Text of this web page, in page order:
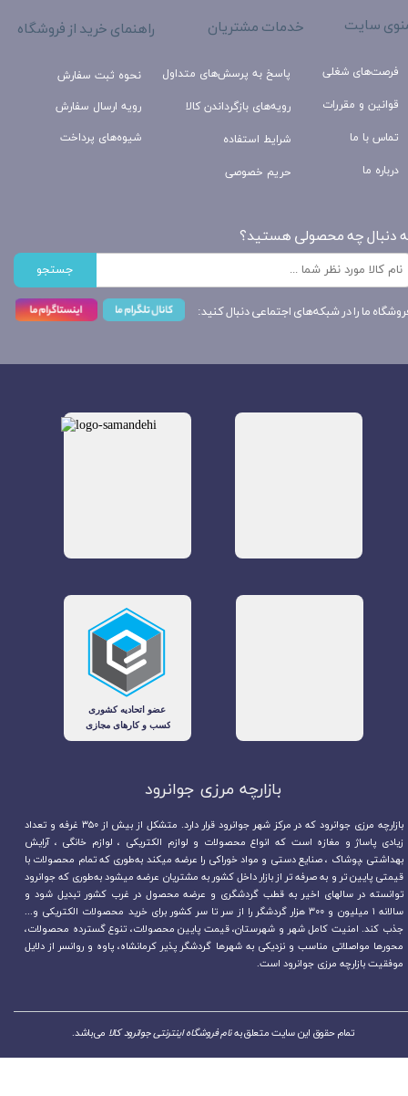
بازارچه مرزی جوانرود​​​​​​​
بازارچه مرزی جوانرود که در مرکز شهر جوانرود قرار دارد. متشکل از بیش از ۳۵۰ غرفه و تعداد
زیادی پاساژ و مغازه است که انواع محصولات و لوازم الکتریکی ، لوازم خانگی ، آرایش
بهداشتی ،پوشاک ، صنایع دستی و مواد خوراکی را عرضه میکند به‌طوری که تمام محصولات با
قیمتی پایین تر و به صرفه تر از بازار داخل کشور به مشتریان عرضه میشود به‌طوری که جوانرود
توانسته در سالهای اخیر به قطب گردشگری و عرضه محصول در غرب کشور تبدیل شود و
سالانه ۱ میلیون و ۳۰۰ هزار گردشگر را از سر تا سر کشور برای خرید محصولات الکتریکی و...
جذب کند. امنیت کامل شهر و شهرستان، قیمت پایین محصولات، تنوع گسترده محصولات،
محورها مواصلاتی مناسب و نزدیکی به شهرها گردشگر پذیر کرمانشاه، پاوه و روانسر از دلایل
موفقیت بازارچه مرزی جوانرود است.
تمام حقوق این سایت متعلق بهنام فروشگاه اینترنتی جوانرود کالا می‌باشد.
راهنمای خرید از فروشگاه
نحوه ثبت سفارش
رویه ارسال سفارش
شیوه‌های پرداخت
خدمات مشتریان
پاسخ به پرسش‌های متداول
رویه‌های بازگرداندن کالا
شرایط استفاده
حریم خصوصی
سایت
فرصت‌های شغلی
قوانین و مقررات
تماس با ما
درباره ما
دنبال چه محصولی هستید؟
جستجو
ما را در شبکه‌های اجتماعی دنبال کنید: